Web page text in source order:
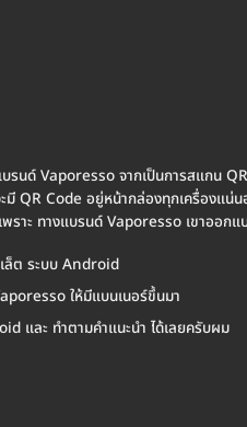
รนด์ Vaporesso จากเป็นการสแกน
QR Code อยู่หน้ากล่องทุกเครื่องแ
ะ ทางแบรนด์ Vaporesso เขาออกแ
ล็ต ระบบ Android
ให้มีแบนเนอร์ขึ้นมา
และ ทำตามคำแนะนำ ได้เลยครับผม